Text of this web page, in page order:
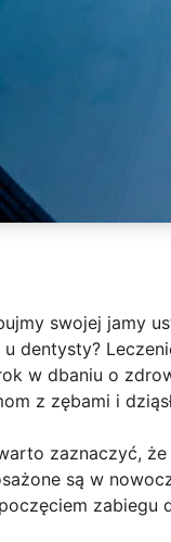
swojej jamy
dentysty?
w dbaniu o
z zębami i
zaznaczyć,
są w
zabiegu